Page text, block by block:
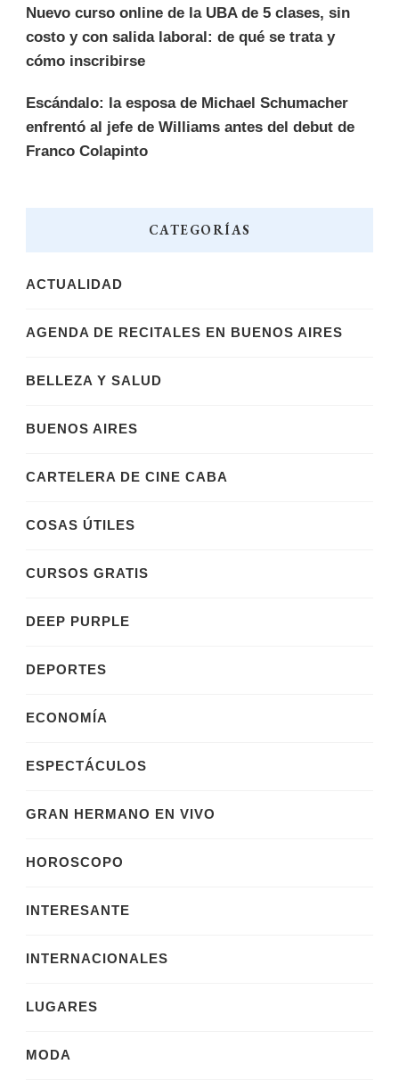
Nuevo curso online de la UBA de 5 clases, sin
costo y con salida laboral: de qué se trata y
cómo inscribirse
Escándalo: la esposa de Michael Schumacher
enfrentó al jefe de Williams antes del debut de
Franco Colapinto
CATEGORÍAS
ACTUALIDAD
AGENDA DE RECITALES EN BUENOS AIRES
BELLEZA Y SALUD
BUENOS AIRES
CARTELERA DE CINE CABA
COSAS ÚTILES
CURSOS GRATIS
DEEP PURPLE
DEPORTES
ECONOMÍA
ESPECTÁCULOS
GRAN HERMANO EN VIVO
HOROSCOPO
INTERESANTE
INTERNACIONALES
LUGARES
MODA